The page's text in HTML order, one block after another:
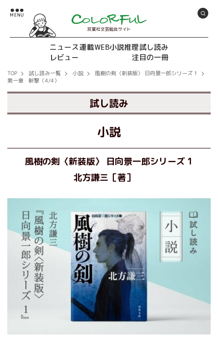
双葉社文芸総合サイト
ニュース連載WEB小説推理試し読み
レビュー
注目の一冊
TOP 試し読み一覧 小説
風樹の剣〈新装版〉 日向景一郎シリーズ 1
第一章 斬撃（4/4）
試し読み
小説
風樹の剣〈新装版〉 日向景一郎シリーズ 1
北方謙三［著］